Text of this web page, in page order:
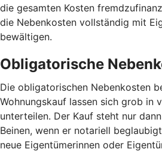
die gesamten Kosten
die Nebenkosten vollständig mit
bewältigen.
Obligatorische
Die obligatorischen Nebenkosten
Wohnungskauf lassen sich grob in
unterteilen. Der Kauf steht nur
Beinen, wenn er notariell
neue Eigentümerinnen oder